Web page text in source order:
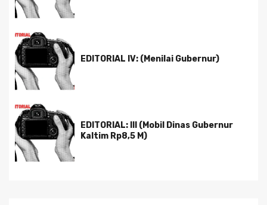
EDITORIAL IV: (Menilai Gubernur)
EDITORIAL: III (Mobil Dinas Gubernur
Kaltim Rp8,5 M)